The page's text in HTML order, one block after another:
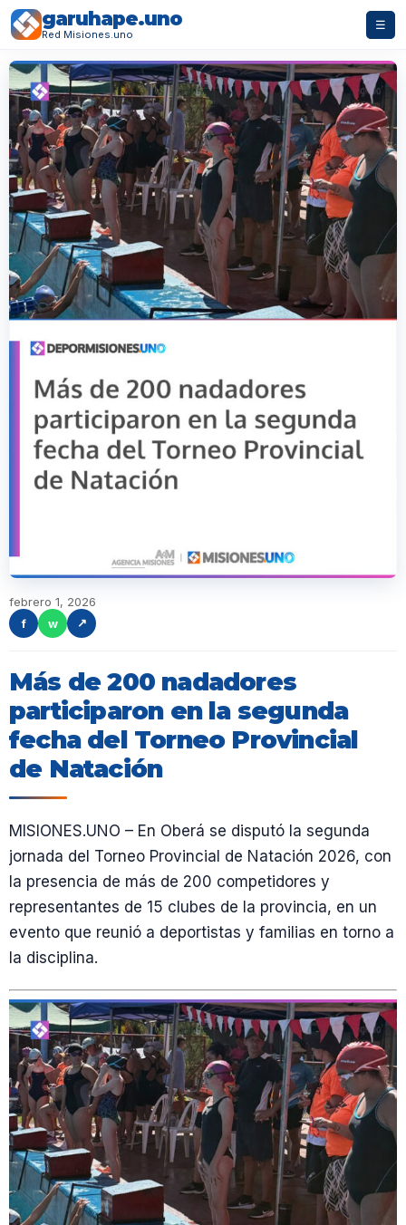
garuhape.uno
Red Misiones.uno
☰
febrero 1, 2026
f
w ↗
Más de 200 nadadores
participaron en la segunda
fecha del Torneo Provincial
de Natación
MISIONES.UNO – En Oberá se disputó la segunda
jornada del Torneo Provincial de Natación 2026, con
la presencia de más de 200 competidores y
representantes de 15 clubes de la provincia, en un
evento que reunió a deportistas y familias en torno a
la disciplina.